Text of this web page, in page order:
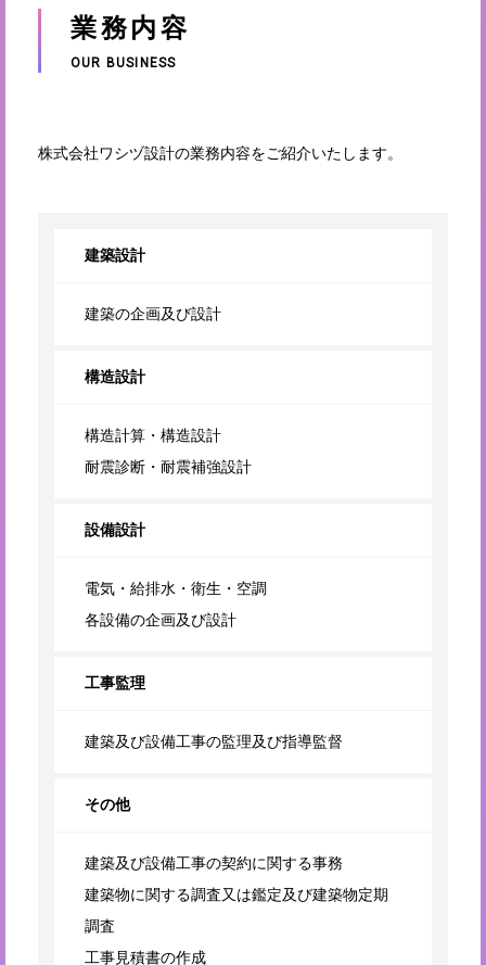
業務内容
OUR BUSINESS
株式会社ワシヅ設計の業務内容をご紹介いたします。
建築設計
建築の企画及び設計
構造設計
構造計算・構造設計
耐震診断・耐震補強設計
設備設計
電気・給排水・衛生・空調
各設備の企画及び設計
工事監理
建築及び設備工事の監理及び指導監督
その他
建築及び設備工事の契約に関する事務
建築物に関する調査又は鑑定及び建築物定期
調査
工事見積書の作成